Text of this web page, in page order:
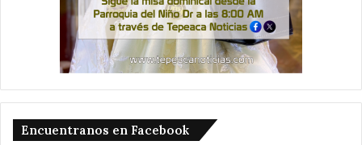
Encuentranos en Facebook